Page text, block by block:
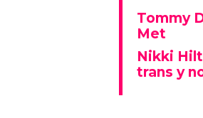
Tommy
Met
Nikki
trans y